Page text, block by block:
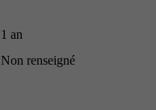
1 an
Non renseigné